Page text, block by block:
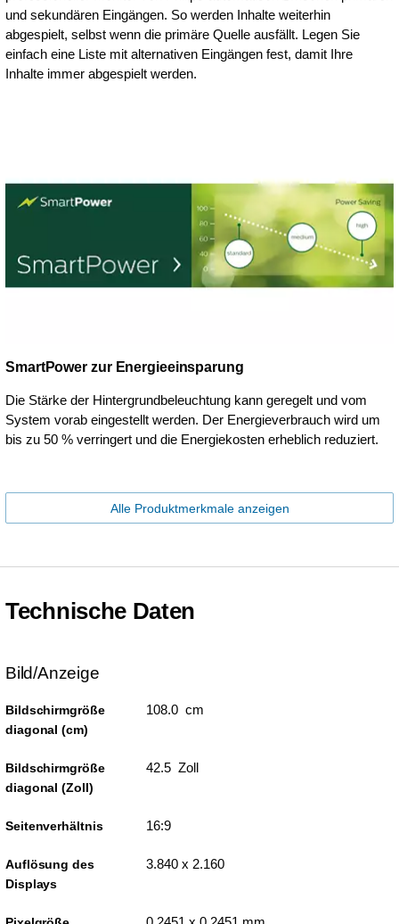
und sekundären Eingängen. So werden Inhalte weiterhin
abgespielt, selbst wenn die primäre Quelle ausfällt. Legen Sie
einfach eine Liste mit alternativen Eingängen fest, damit Ihre
Inhalte immer abgespielt werden.
SmartPower zur Energieeinsparung
Die Stärke der Hintergrundbeleuchtung kann geregelt und vom
System vorab eingestellt werden. Der Energieverbrauch wird um
bis zu 50 % verringert und die Energiekosten erheblich reduziert.
Alle Produktmerkmale anzeigen
Technische Daten
Bild/Anzeige
Bildschirmgröße
diagonal (cm)
108.0 cm
Bildschirmgröße
diagonal (Zoll)
42.5 Zoll
Seitenverhältnis 16:9
Auflösung des
Displays
3.840 x 2.160